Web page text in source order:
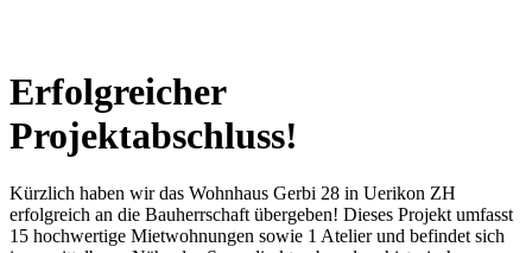
Erfolgreicher
Projektabschluss!
Kürzlich haben wir das Wohnhaus Gerbi 28 in Uerikon ZH
erfolgreich an die Bauherrschaft übergeben! Dieses Projekt umfasst
15 hochwertige Mietwohnungen sowie 1 Atelier und befindet sich